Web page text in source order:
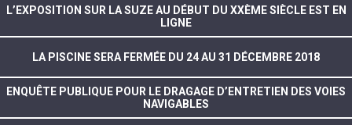
L’EXPOSITION SUR LA SUZE AU DÉBUT DU XXÈME SIÈCLE EST EN
LIGNE
LA PISCINE SERA FERMÉE DU 24 AU 31 DÉCEMBRE 2018
ENQUÊTE PUBLIQUE POUR LE DRAGAGE D’ENTRETIEN DES VOIES
NAVIGABLES